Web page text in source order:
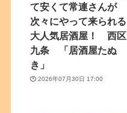
て安くて常連さんが
次々にやって来られる
大人気居酒屋！ 西区
九条 「居酒屋たぬ
き」
2026年07月30日 17:00